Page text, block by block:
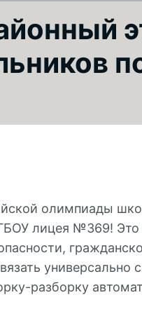
олимпиады
лицея №369!
универсально
разборку